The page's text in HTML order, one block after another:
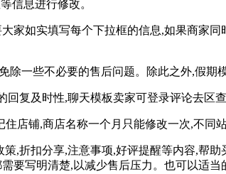
信息进行修改。
家如实填写每个下拉框的信息,如果商家
除一些不必要的售后问题。除此之外,假期
复及时性,聊天模板卖家可登录评论去区
店铺,商店名称一个月只能修改一次,不同
,折扣分享,注意事项,好评提醒等内容,帮
要写明清楚,以减少售后压力。也可以适当